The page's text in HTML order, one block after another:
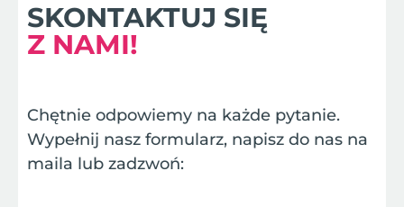
SKONTAKTUJ SIĘ
Z NAMI!
Chętnie odpowiemy na każde pytanie.
Wypełnij nasz formularz, napisz do nas na
maila lub zadzwoń: